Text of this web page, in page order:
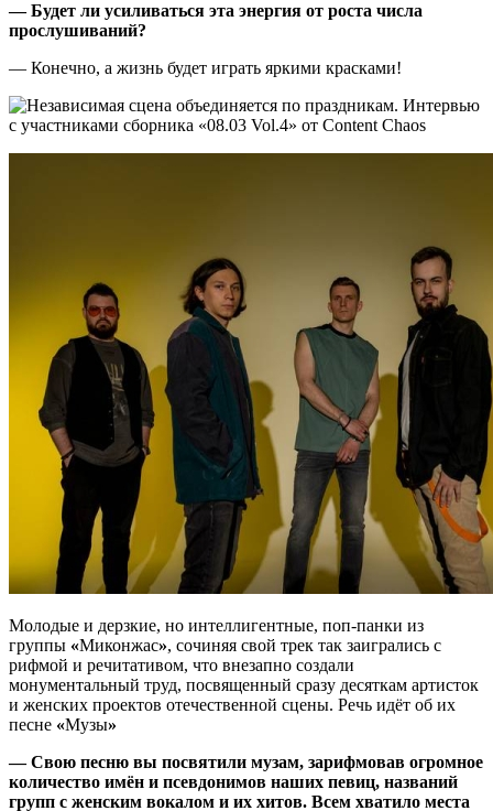
— Будет ли усиливаться эта энергия от роста числа
прослушиваний?
— Конечно, а жизнь будет играть яркими красками!
Молодые и дерзкие, но интеллигентные, поп-панки из
группы «Миконжас», сочиняя свой трек так заигрались с
рифмой и речитативом, что внезапно создали
монументальный труд, посвященный сразу десяткам артисток
и женских проектов отечественной сцены. Речь идёт об их
песне «Музы»
— Свою песню вы посвятили музам, зарифмовав огромное
количество имён и псевдонимов наших певиц, названий
групп с женским вокалом и их хитов. Всем хватило места